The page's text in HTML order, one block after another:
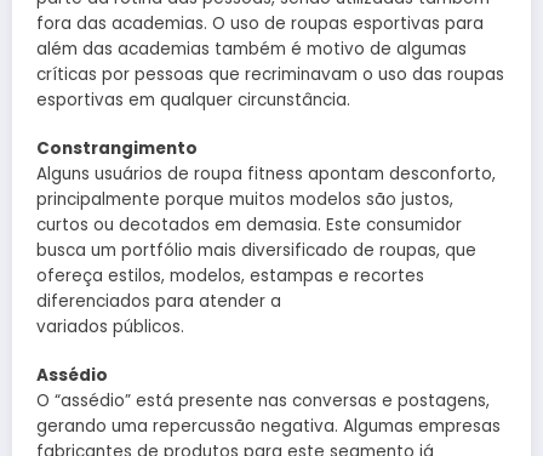
fora das academias. O uso de roupas esportivas para
além das academias também é motivo de algumas
críticas por pessoas que recriminavam o uso das roupas
esportivas em qualquer circunstância.
Constrangimento
Alguns usuários de roupa fitness apontam desconforto,
principalmente porque muitos modelos são justos,
curtos ou decotados em demasia. Este consumidor
busca um portfólio mais diversificado de roupas, que
ofereça estilos, modelos, estampas e recortes
diferenciados para atender a
variados públicos.
Assédio
O “assédio” está presente nas conversas e postagens,
gerando uma repercussão negativa. Algumas empresas